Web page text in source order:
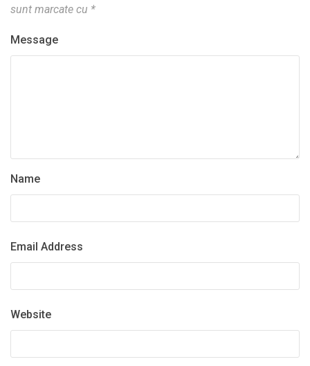
sunt marcate cu *
Message
Name
Email Address
Website